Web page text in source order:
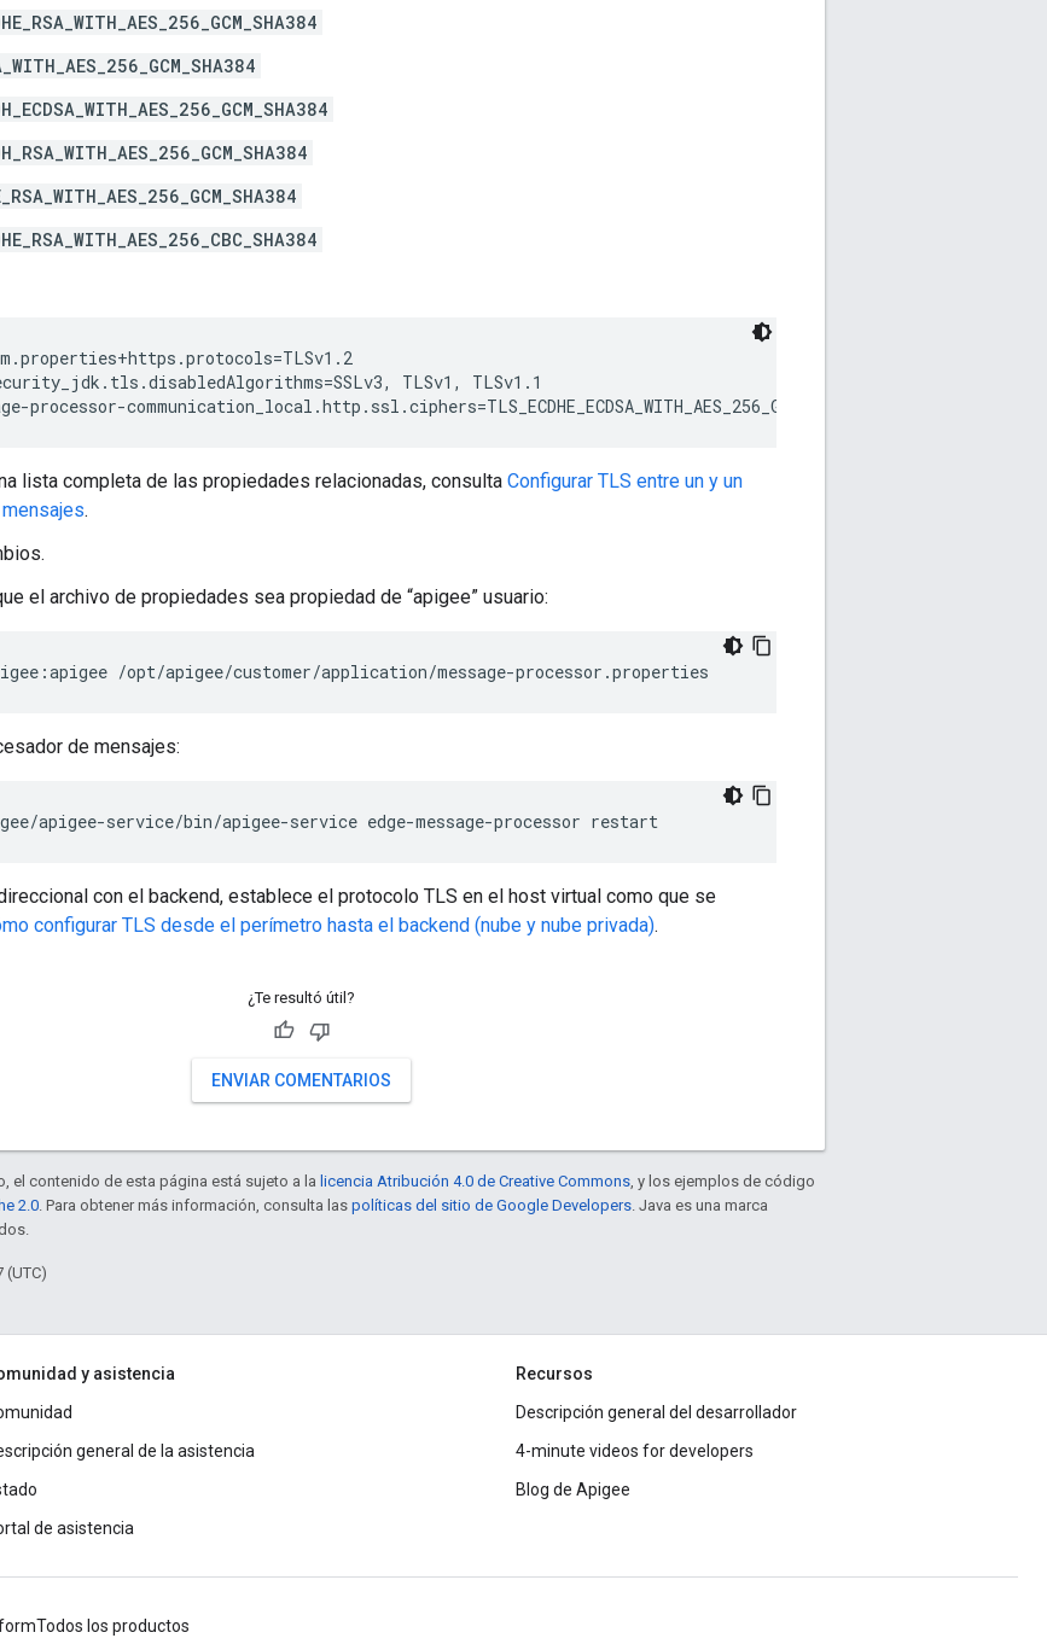
TLSv1, TLSv1.1
processor-
lista completa de las propiedades relacionadas, consulta Configurar TLS entre un y un
.
el archivo de propiedades sea propiedad de “apigee” usuario:
/opt/apigee/customer/application/message-processor.properties
de mensajes:
apigee-service/bin/apigee-service edge-message-processor restart
con el backend, establece el protocolo TLS en el host virtual como que se
configurar TLS desde el perímetro hasta el backend (nube y nube privada).
¿Te resultó útil?
ENVIAR COMENTARIOS
el contenido de esta página está sujeto a la licencia Atribución 4.0 de Creative Commons, y los ejemplos de código
2.0. Para obtener más información, consulta las políticas del sitio de Google Developers. Java es una marca
(UTC)
y asistencia
general de la asistencia
de asistencia
Recursos
Descripción general del desarrollador
4-minute videos for developers
Blog de Apigee
Todos los productos